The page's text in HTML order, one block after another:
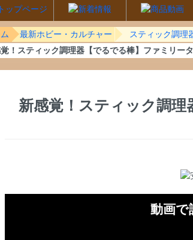
最新ホビー・カルチャー
スティック調理
！スティック調理器【でるでる棒】ファミリー
新感覚！スティック調理
動画で